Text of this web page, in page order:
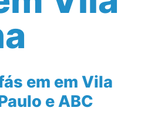
em em Vila
e ABC